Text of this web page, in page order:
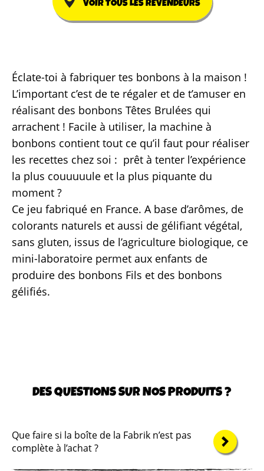
VOIR TOUS LES REVENDEURS
Éclate-toi à fabriquer tes bonbons à la maison !
L’important c’est de te régaler et de t’amuser en
réalisant des bonbons Têtes Brulées qui
arrachent ! Facile à utiliser, la machine à
bonbons contient tout ce qu’il faut pour réaliser
les recettes chez soi : prêt à tenter l’expérience
la plus couuuuule et la plus piquante du
moment ?
Ce jeu fabriqué en France. A base d’arômes, de
colorants naturels et aussi de gélifiant végétal,
sans gluten, issus de l’agriculture biologique, ce
mini-laboratoire permet aux enfants de
produire des bonbons Fils et des bonbons
gélifiés.
DES QUESTIONS SUR NOS PRODUITS ?
Que faire si la boîte de la Fabrik n’est pas
complète à l’achat ?